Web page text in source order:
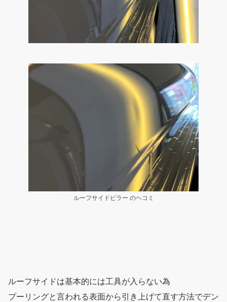
ルーフサイドピラー のヘコミ
ルーフサイドは基本的には工具が入らない為
プーリングと言われる表面から引き上げて直す方法でデン